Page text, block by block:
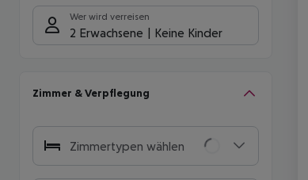
Wer wird verreisen
2 Erwachsene Keine Kinder
Zimmer & Verpflegung
Zimmertypen wählen